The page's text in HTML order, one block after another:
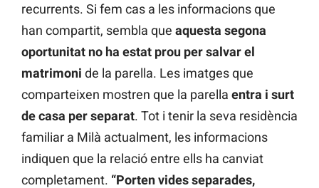
recurrents. Si fem cas a les informacions que
han compartit, sembla que aquesta segona
oportunitat no ha estat prou per salvar el
matrimoni de la parella. Les imatges que
comparteixen mostren que la parella entra i surt
de casa per separat. Tot i tenir la seva residència
familiar a Milà actualment, les informacions
indiquen que la relació entre ells ha canviat
completament. “Porten vides separades,